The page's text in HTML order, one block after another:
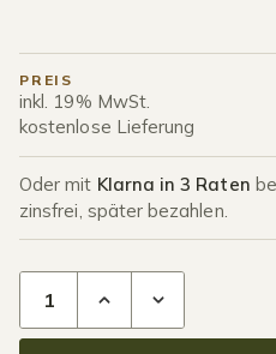
PREIS
inkl. 19% MwSt.
kostenlose Lieferung
Oder mit Klarna in 3 Raten
zinsfrei, später bezahlen.